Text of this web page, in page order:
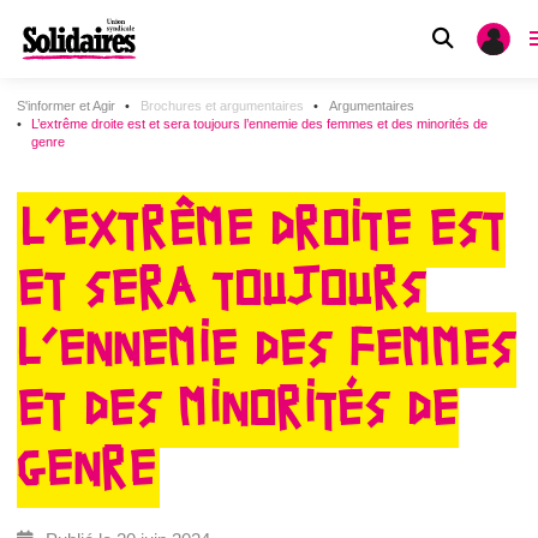
S'informer et Agir Brochures et argumentaires
Argumentaires
L’extrême droite est et sera toujours l’ennemie des femmes et des minorités de
genre
L’EXTRÊME DROITE EST
ET SERA TOUJOURS
L’ENNEMIE DES FEMMES
ET DES MINORITÉS DE
GENRE